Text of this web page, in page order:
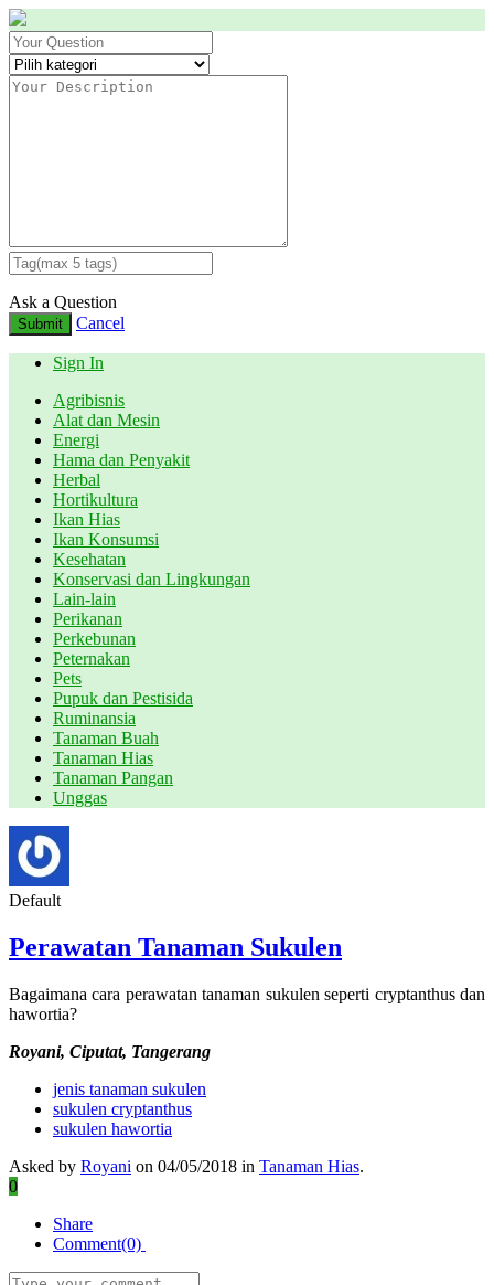
Ask a Question
Submit Cancel
Sign In
Agribisnis
Alat dan Mesin
Energi
Hama dan Penyakit
Herbal
Hortikultura
Ikan Hias
Ikan Konsumsi
Kesehatan
Konservasi dan Lingkungan
Lain-lain
Perikanan
Perkebunan
Peternakan
Pets
Pupuk dan Pestisida
Ruminansia
Tanaman Buah
Tanaman Hias
Tanaman Pangan
Unggas
Default
Perawatan Tanaman Sukulen
Bagaimana cara perawatan tanaman sukulen seperti cryptanthus dan
hawortia?
Royani, Ciputat, Tangerang
jenis tanaman sukulen
sukulen cryptanthus
sukulen hawortia
Asked by Royani on 04/05/2018 in Tanaman Hias.
0
Share
Comment(0)